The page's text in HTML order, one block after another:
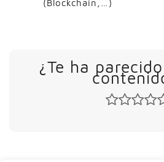
(Blockchain,…)
¿Te ha